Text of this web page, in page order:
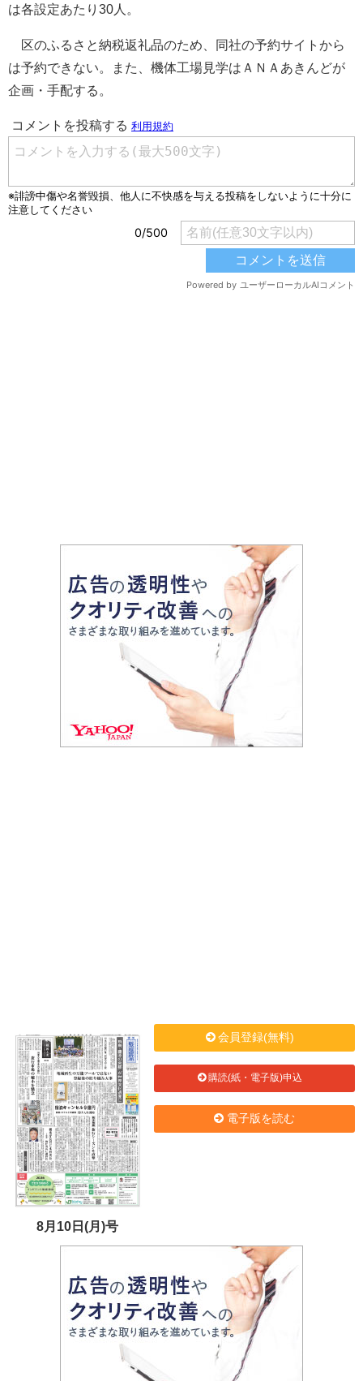
は各設定あたり30人。
区のふるさと納税返礼品のため、同社の予約サイトから
は予約できない。また、機体工場見学はＡＮＡあきんどが
企画・手配する。
8月10日(月)号
会員登録(無料)
購読(紙・電子版)申込
電子版を読む